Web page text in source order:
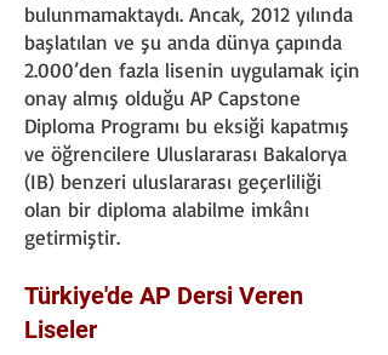
bulunmamaktaydı. Ancak, 2012 yılında
başlatılan ve şu anda dünya çapında
2.000’den fazla lisenin uygulamak için
onay almış olduğu AP Capstone
Diploma Programı bu eksiği kapatmış
ve öğrencilere Uluslararası Bakalorya
(IB) benzeri uluslararası geçerliliği
olan bir diploma alabilme imkânı
getirmiştir.
Türkiye'de AP Dersi Veren
Liseler